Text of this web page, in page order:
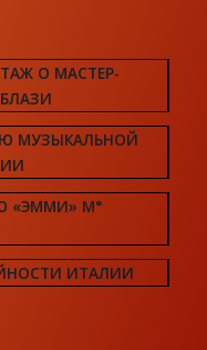
О МАСТЕР-
МУЗЫКАЛЬНОЙ
«ЭММИ» М°
ИТАЛИИ